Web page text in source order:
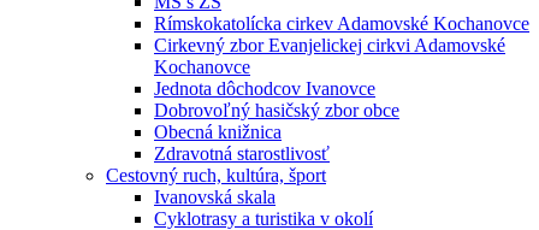
Rímskokatolícka cirkev Adamovské Kochanovce
Cirkevný zbor Evanjelickej cirkvi Adamovské
Kochanovce
Jednota dôchodcov Ivanovce
Dobrovoľný hasičský zbor obce
Obecná knižnica
Zdravotná starostlivosť
Cestovný ruch, kultúra, šport
Ivanovská skala
Cyklotrasy a turistika v okolí